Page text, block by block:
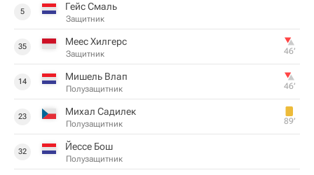
5 Гейс Смаль
Защитник
35 Меес Хилгерс
Защитник 46‎’‎
14 Мишель Влап
Полузащитник 46‎’‎
23 Михал Садилек
Полузащитник 89‎’‎
32 Йессе Бош
Полузащитник